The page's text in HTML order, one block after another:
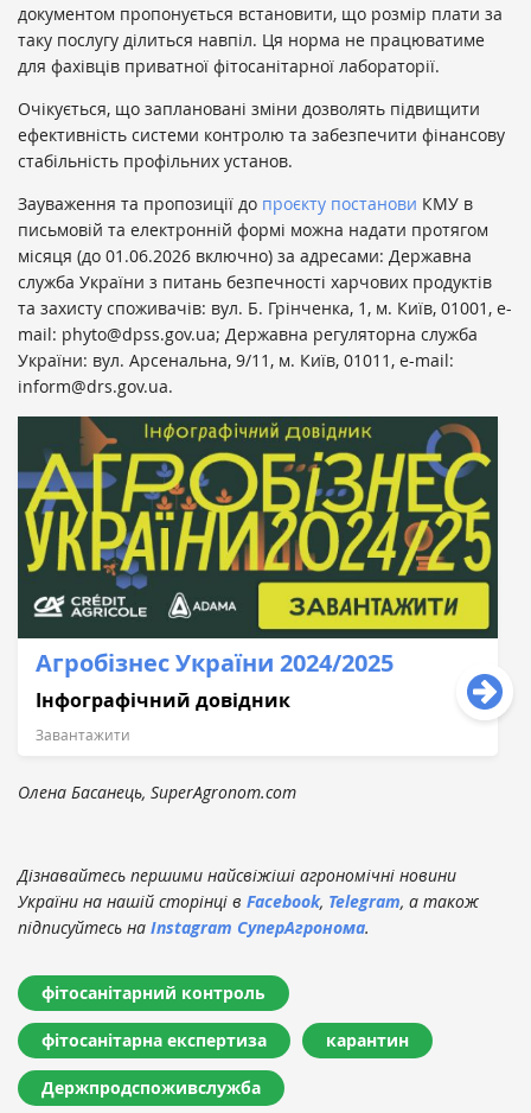
документом пропонується встановити, що розмір плати за
таку послугу ділиться навпіл. Ця норма не працюватиме
для фахівців приватної фітосанітарної лабораторії.
Очікується, що заплановані зміни дозволять підвищити
ефективність системи контролю та забезпечити фінансову
стабільність профільних установ.
Зауваження та пропозиції до проєкту постанови КМУ в
письмовій та електронній формі можна надати протягом
місяця (до 01.06.2026 включно) за адресами: Державна
служба України з питань безпечності харчових продуктів
та захисту споживачів: вул. Б. Грінченка, 1, м. Київ, 01001, е-
mail: phyto@dpss.gov.ua; Державна регуляторна служба
України: вул. Арсенальна, 9/11, м. Київ, 01011, е-mail:
inform@drs.gov.ua.
Агробізнес України 2024/2025
Інфографічний довідник
Завантажити
Олена Басанець, SuperAgronom.com
Дізнавайтесь першими найсвіжіші агрономічні новини
України на нашій сторінці в Facebook, Telegram, а також
підписуйтесь на Instagram СуперАгронома.
фітосанітарний контроль
фітосанітарна експертиза карантин
Держпродспоживслужба